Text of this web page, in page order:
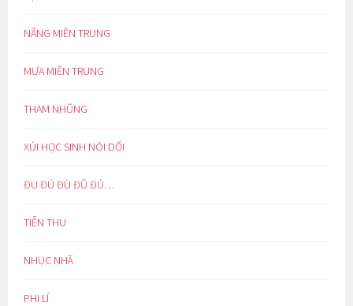
NẮNG MIỀN TRUNG
MƯA MIỀN TRUNG
THAM NHŨNG
XÚI HỌC SINH NÓI DỐI
ĐU ĐÚ ĐÙ ĐŨ ĐỦ…
TIỄN THU
NHỤC NHÃ
PHI LÍ